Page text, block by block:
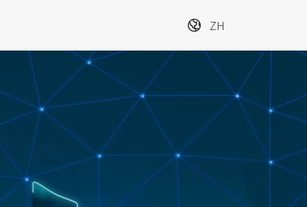
ZH
上海国际智能建筑
展览会
上海国
展览会